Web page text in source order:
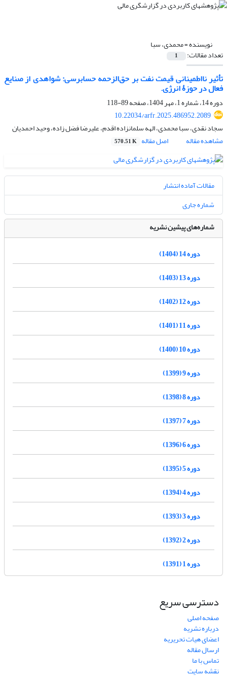
نویسنده =محمدی، سبا
تعداد مقالات: 1
تأثیر نااطمینانی قیمت نفت بر حق‌الزحمه حسابرسی: شواهدی از صنایع
فعال در حوزۀ انرژی.
دوره 14، شماره 1، مهر 1404، صفحه
89-118
10.22034/arfr.2025.486952.2089
سجاد نقدی، سبا محمدی، الهه سلمانزاده اقدم، علیرضا فضل زاده، وحید احمدیان
مشاهده مقاله
اصل مقاله 570.51 K
مقالات آماده انتشار
شماره جاری
شماره‌های پیشین نشریه
دوره 14 (1404)
دوره 13 (1403)
دوره 12 (1402)
دوره 11 (1401)
دوره 10 (1400)
دوره 9 (1399)
دوره 8 (1398)
دوره 7 (1397)
دوره 6 (1396)
دوره 5 (1395)
دوره 4 (1394)
دوره 3 (1393)
دوره 2 (1392)
دوره 1 (1391)
دسترسی سریع
صفحه اصلی
درباره نشریه
اعضای هیات تحریریه
ارسال مقاله
تماس با ما
نقشه سایت